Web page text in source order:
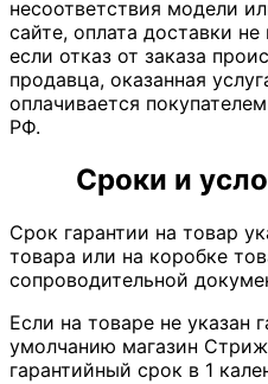
несоответствия модели
сайте, оплата доставки
если отказ от заказа
продавца, оказанная
оплачивается
РФ.
Сроки и
Срок гарантии на товар
товара или на коробке
сопроводительной
Если на товаре не указан
умолчанию магазин
гарантийный срок в 1